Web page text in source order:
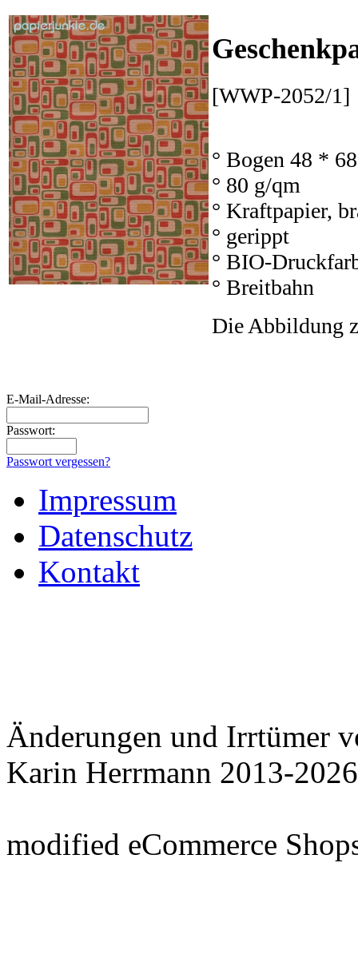
[WWP-2052/1]
° Bogen 48 *
° 80 g/qm
° Kraftpapier,
° gerippt
° BIO-
° Breitbahn
Die Abbildung
E-Mail-Adresse:
Passwort:
Passwort vergessen?
Impressum
Datenschutz
Kontakt
Änderungen und Irrtümer
Karin Herrmann 2013-2026
modified eCommerce